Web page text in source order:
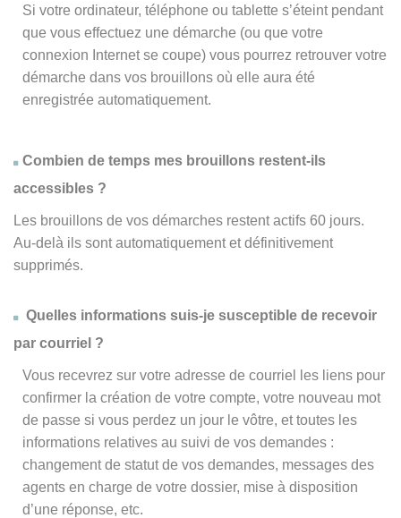
Si votre ordinateur, téléphone ou tablette s’éteint pendant
que vous effectuez une démarche (ou que votre
connexion Internet se coupe) vous pourrez retrouver votre
démarche dans vos brouillons où elle aura été
enregistrée automatiquement.
Combien de temps mes brouillons restent-ils
accessibles ?
Les brouillons de vos démarches restent actifs 60 jours.
Au-delà ils sont automatiquement et définitivement
supprimés.
Quelles informations suis-je susceptible de recevoir
par courriel ?
Vous recevrez sur votre adresse de courriel les liens pour
confirmer la création de votre compte, votre nouveau mot
de passe si vous perdez un jour le vôtre, et toutes les
informations relatives au suivi de vos demandes :
changement de statut de vos demandes, messages des
agents en charge de votre dossier, mise à disposition
d’une réponse, etc.